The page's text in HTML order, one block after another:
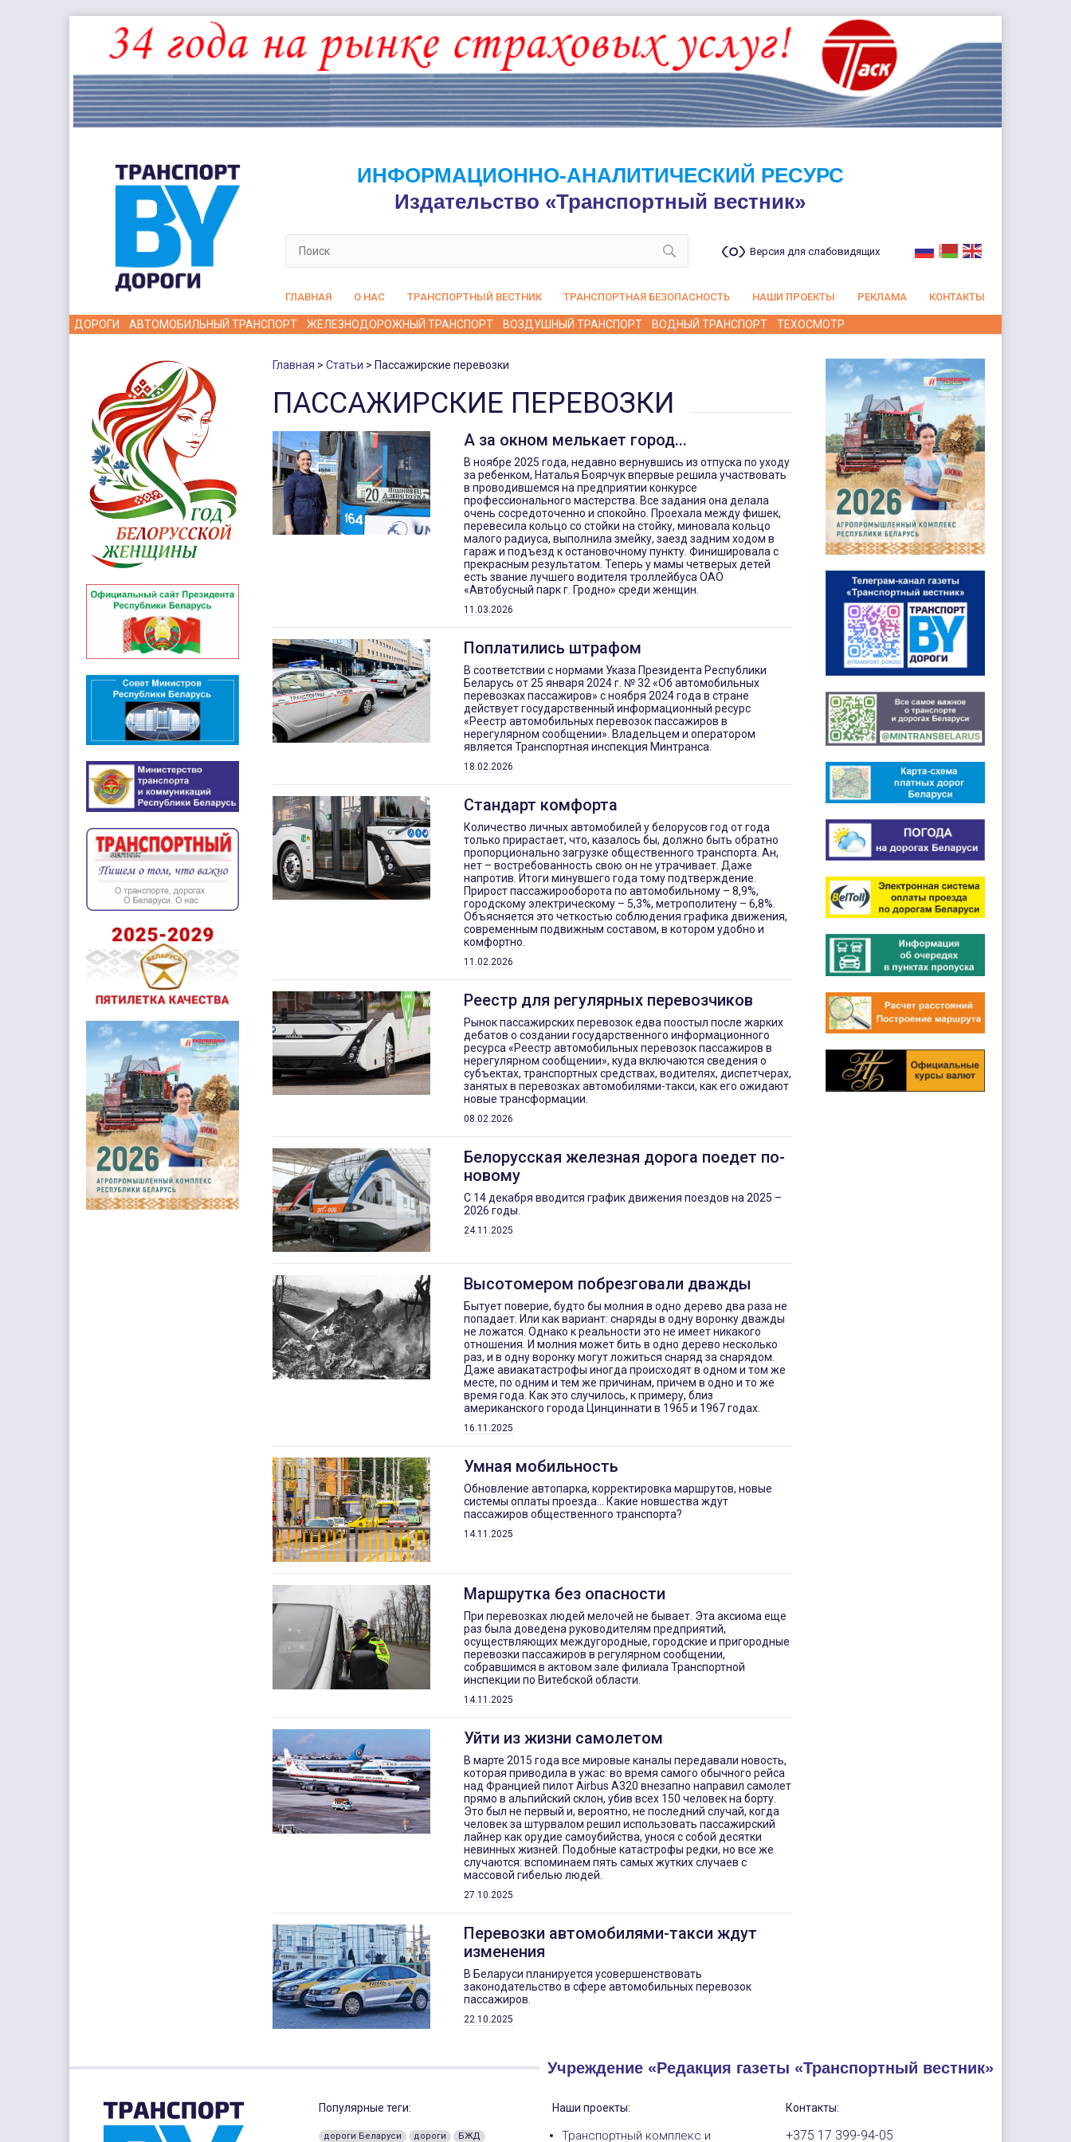
ИНФОРМАЦИОННО-АНАЛИТИЧЕСКИЙ РЕСУРС
Издательство «Транспортный вестник»
Версия для слабовидящих
ГЛАВНАЯ О НАС ТРАНСПОРТНЫЙ ВЕСТНИК ТРАНСПОРТНАЯ БЕЗОПАСНОСТЬ НАШИ ПРОЕКТЫ РЕКЛАМА КОНТАКТЫ
ДОРОГИ АВТОМОБИЛЬНЫЙ ТРАНСПОРТ ЖЕЛЕЗНОДОРОЖНЫЙ ТРАНСПОРТ ВОЗДУШНЫЙ ТРАНСПОРТ ВОДНЫЙ ТРАНСПОРТ ТЕХОСМОТР
Главная Статьи Пассажирские перевозки
ПАССАЖИРСКИЕ ПЕРЕВОЗКИ
А за окном мелькает город...
В ноябре 2025 года, недавно вернувшись из отпуска по уходу
за ребенком, Наталья Боярчук впервые решила участвовать
в проводившемся на предприятии конкурсе
профессионального мастерства. Все задания она делала
очень сосредоточенно и спокойно. Проехала между фишек,
перевесила кольцо со стойки на стойку, миновала кольцо
малого радиуса, выполнила змейку, заезд задним ходом в
гараж и подъезд к остановочному пункту. Финишировала с
прекрасным результатом. Теперь у мамы четверых детей
есть звание лучшего водителя троллейбуса ОАО
«Автобусный парк г. Гродно» среди женщин.
11.03.2026
Поплатились штрафом
В соответствии с нормами Указа Президента Республики
Беларусь от 25 января 2024 г. № 32 «Об автомобильных
перевозках пассажиров» с ноября 2024 года в стране
действует государственный информационный ресурс
«Реестр автомобильных перевозок пассажиров в
нерегулярном сообщении». Владельцем и оператором
является Транспортная инспекция Минтранса.
18.02.2026
Стандарт комфорта
Количество личных автомобилей у белорусов год от года
только прирастает, что, казалось бы, должно быть обратно
пропорционально загрузке общественного транспорта. Ан,
нет – востребованность свою он не утрачивает. Даже
напротив. Итоги минувшего года тому подтверждение.
Прирост пассажирооборота по автомобильному – 8,9%,
городскому электрическому – 5,3%, метрополитену – 6,8%.
Объясняется это четкостью соблюдения графика движения,
современным подвижным составом, в котором удобно и
комфортно.
11.02.2026
Реестр для регулярных перевозчиков
Рынок пассажирских перевозок едва поостыл после жарких
дебатов о создании государственного информационного
ресурса «Реестр автомобильных перевозок пассажиров в
нерегулярном сообщении», куда включаются сведения о
субъектах, транспортных средствах, водителях, диспетчерах,
занятых в перевозках автомобилями-такси, как его ожидают
новые трансформации.
08.02.2026
Белорусская железная дорога поедет по-
новому
С 14 декабря вводится график движения поездов на 2025 –
2026 годы.
24.11.2025
Высотомером побрезговали дважды
Бытует поверие, будто бы молния в одно дерево два раза не
попадает. Или как вариант: снаряды в одну воронку дважды
не ложатся. Однако к реальности это не имеет никакого
отношения. И молния может бить в одно дерево несколько
раз, и в одну воронку могут ложиться снаряд за снарядом.
Даже авиакатастрофы иногда происходят в одном и том же
месте, по одним и тем же причинам, причем в одно и то же
время года. Как это случилось, к примеру, близ
американского города Цинциннати в 1965 и 1967 годах.
16.11.2025
Умная мобильность
Обновление автопарка, корректировка маршрутов, новые
системы оплаты проезда… Какие новшества ждут
пассажиров общественного транспорта?
14.11.2025
Маршрутка без опасности
При перевозках людей мелочей не бывает. Эта аксиома еще
раз была доведена руководителям предприятий,
осуществляющих междугородные, городские и пригородные
перевозки пассажиров в регулярном сообщении,
собравшимся в актовом зале филиала Транспортной
инспекции по Витебской области.
14.11.2025
Уйти из жизни самолетом
В марте 2015 года все мировые каналы передавали новость,
которая приводила в ужас: во время самого обычного рейса
над Францией пилот Airbus A320 внезапно направил самолет
прямо в альпийский склон, убив всех 150 человек на борту.
Это был не первый и, вероятно, не последний случай, когда
человек за штурвалом решил использовать пассажирский
лайнер как орудие самоубийства, унося с собой десятки
невинных жизней. Подобные катастрофы редки, но все же
случаются: вспоминаем пять самых жутких случаев с
массовой гибелью людей.
27.10.2025
Перевозки автомобилями-такси ждут
изменения
В Беларуси планируется усовершенствовать
законодательство в сфере автомобильных перевозок
пассажиров.
22.10.2025
Учреждение «Редакция газеты «Транспортный вестник»
Популярные теги:
дороги Беларуси дороги БЖД
Наши проекты:
Транспортный комплекс и
Контакты:
+375 17 399-94-05